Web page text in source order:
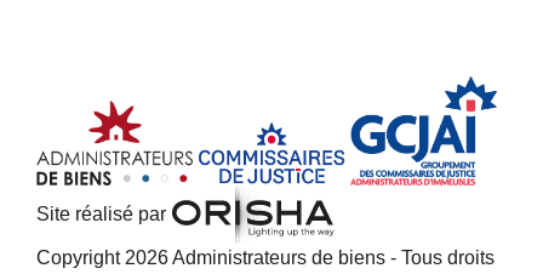
Site réalisé par
Copyright 2026 Administrateurs de biens - Tous droits